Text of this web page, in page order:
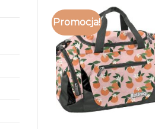
Promocja!